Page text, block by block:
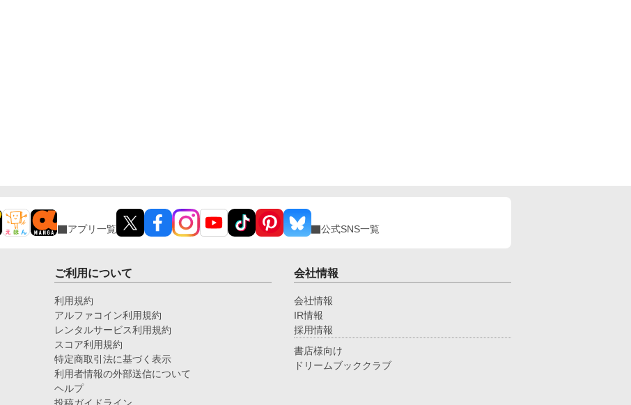
アプリ一覧 公式SNS一覧
ご利用について
利用規約
アルファコイン利用規約
レンタルサービス利用規約
スコア利用規約
特定商取引法に基づく表示
利用者情報の外部送信について
ヘルプ
会社情報
会社情報
IR情報
採用情報
書店様向け
ドリームブッククラブ